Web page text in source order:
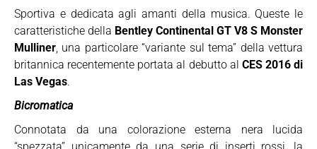
Sportiva e dedicata agli amanti della musica. Queste le
caratteristiche della Bentley Continental GT V8 S Monster
Mulliner, una particolare “variante sul tema” della vettura
britannica recentemente portata al debutto al CES 2016 di
Las Vegas.
Bicromatica
Connotata da una colorazione esterna nera lucida